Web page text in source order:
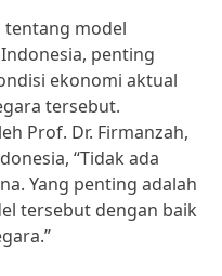
tentang model
penting
ekonomi aktual
tersebut.
Prof. Dr. Firmanzah,
“Tidak ada
Yang penting adalah
tersebut dengan baik